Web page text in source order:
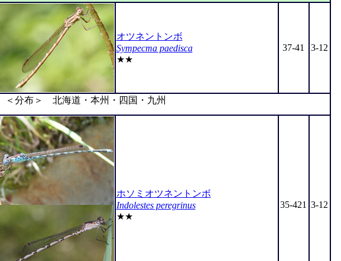
オツネントンボ
Sympecma paedisca
★★
37-41 3-12
＜分布＞ 北海道・本州・四国・九州
ホソミオツネントンボ
Indolestes peregrinus
★★
35-421 3-12